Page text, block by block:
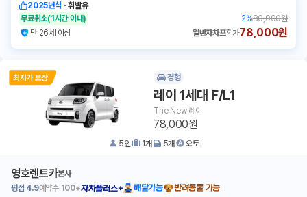
2025년식 ㆍ휘발유
무료취소(1시간 이내) 2%80,000원
만 26세 이상
일반자차포함가78,000원
경형
레이 1세대 F/L1
The New 레이
78,000원
5인 1개 5개 오토
영호렌트카본사
평점 4.9예약수 100+자차플러스+ 배달가능 반려동물 가능